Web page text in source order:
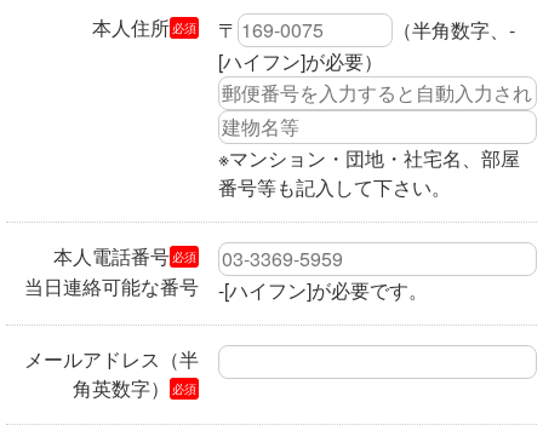
本人住所必須 〒
（半角数字、-
[ハイフン]が必要）
※マンション・団地・社宅名、部屋
番号等も記入して下さい。
本人電話番号必須
当日連絡可能な番号 -[ハイフン]が必要です。
メールアドレス（半
角英数字）必須